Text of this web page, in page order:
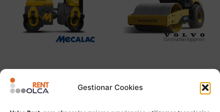
Gestionar Cookies
MECALAC TV1000
Leer más
VOLVO SD122d
Leer más